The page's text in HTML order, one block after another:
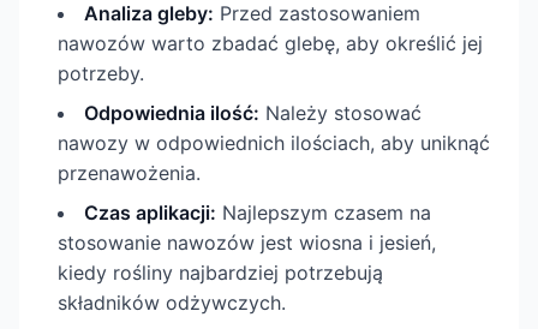
Analiza gleby: Przed zastosowaniem
nawozów warto zbadać glebę, aby określić jej
potrzeby.
Odpowiednia ilość: Należy stosować
nawozy w odpowiednich ilościach, aby uniknąć
przenawożenia.
Czas aplikacji: Najlepszym czasem na
stosowanie nawozów jest wiosna i jesień,
kiedy rośliny najbardziej potrzebują
składników odżywczych.